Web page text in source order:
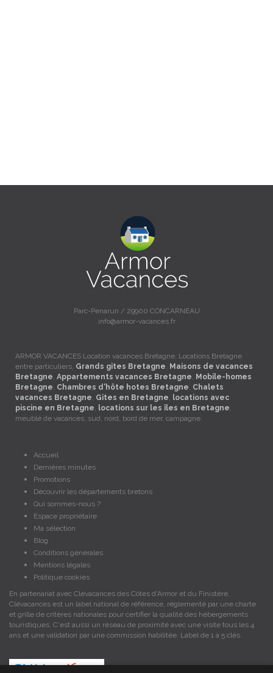
Parc-Penarun / 29900 CONCARNEAU
info@armor-vacances.fr
ARMOR VACANCES Location vacances Bretagne, Locations Bretagne
entre particuliers, Grands gites Bretagne, Maisons de vacances
Bretagne, Appartements vacances Bretagne, Mobile-homes
Bretagne, Chambres d'hôte hotes Bretagne, Chalets
vacances Bretagne, Gites en Bretagne, locations avec
piscine en Bretagne, locations sur les îles en Bretagne,
meublé de vacances, sud, nord, bord de mer, campagne.
Accueil
Dernières minutes
Promotions
Découvrir les départements bretons
Qui sommes-nous ?
Espace propriétaire
Ma sélection
Blog
Conditions générales
Mentions légales
Politique cookies
En partenariat avec Clévacances des Côtes d'Armor et du Finistère,
Clévacances est un label national de référence, réglementé par une charte
et grille de critères nationales pour certifier la qualité des hébergements
touristiques. C'est aussi un réseau de proximité avec une visite tous les 4
ans et une validation par une commission habilitée. Label de 1 à 5 clés.